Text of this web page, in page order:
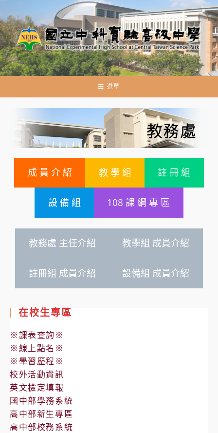
轉
至
主
要
內
選單
成 員 介 紹 教 學 組 註 冊 組
設 備 組 108 課 綱 專 區
教務處 主任介紹 教學組 成員介紹
註冊組 成員介紹 設備組 成員介紹
在校生專區
※課表查詢※
※線上點名※
※學習歷程※
校外活動資訊
英文檢定填報
國中部學務系統
高中部新生專區
高中部校務系統